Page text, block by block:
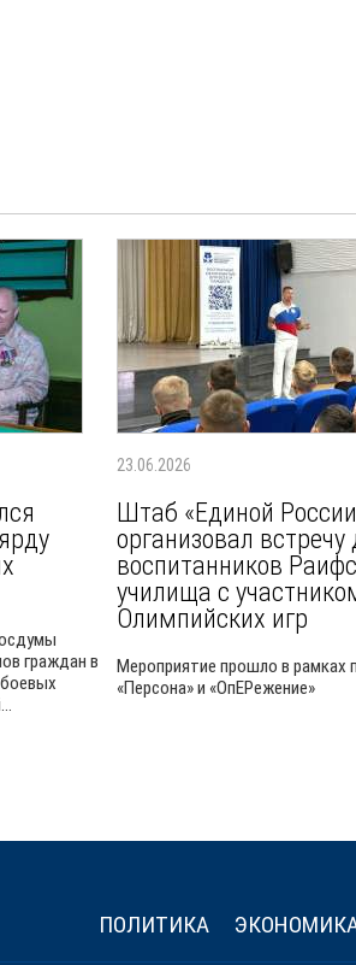
граждан в
23.06.2026
Штаб «Единой
организовал встречу
воспитанников
училища с
Олимпийских игр
Мероприятие прошло в рамках
«Персона» и «ОпЕРежение»
ПОЛИТИКА